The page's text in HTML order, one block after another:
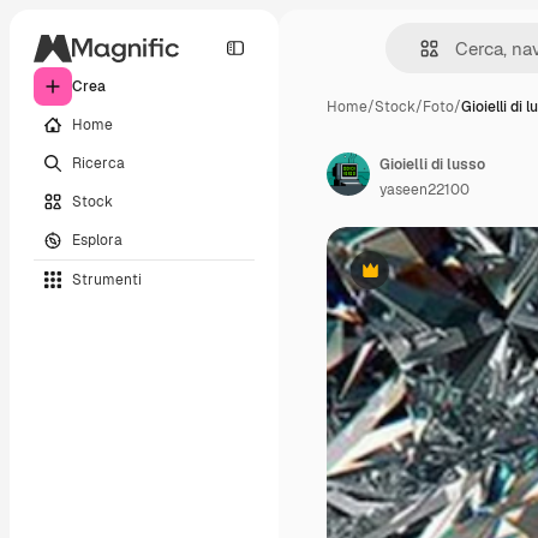
Crea
Home
Ricerca
Stock
Esplora
Strumenti
Home/Stock/Foto/Gioielli di
Premium
Gioielli di lusso
yaseen22100